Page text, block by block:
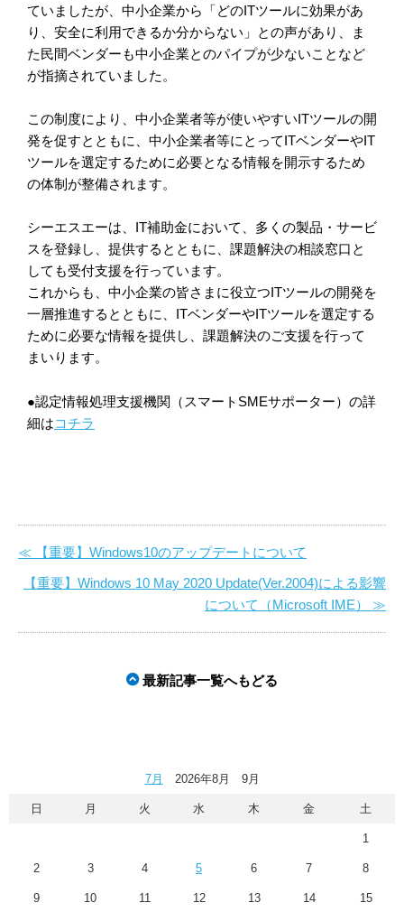
ていましたが、中小企業から「どのITツールに効果があ
り、安全に利用できるか分からない」との声があり、ま
た民間ベンダーも中小企業とのパイプが少ないことなど
が指摘されていました。
この制度により、中小企業者等が使いやすいITツールの開
発を促すとともに、中小企業者等にとってITベンダーやIT
ツールを選定するために必要となる情報を開示するため
の体制が整備されます。
シーエスエーは、IT補助金において、多くの製品・サービ
スを登録し、提供するとともに、課題解決の相談窓口と
しても受付支援を行っています。
これからも、中小企業の皆さまに役立つITツールの開発を
一層推進するとともに、ITベンダーやITツールを選定する
ために必要な情報を提供し、課題解決のご支援を行って
まいります。
●認定情報処理支援機関（スマートSMEサポーター）の詳
細はコチラ
≪ 【重要】Windows10のアップデートについて
【重要】Windows 10 May 2020 Update(Ver.2004)による影響
について（Microsoft IME） ≫
最新記事一覧へもどる
7月 2026年8月 9月
日 月 火 水 木 金 土
1
2 3 4 5 6 7 8
9 10 11 12 13 14 15